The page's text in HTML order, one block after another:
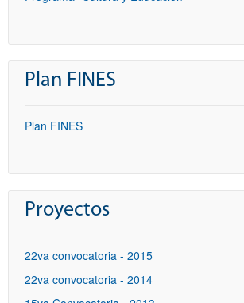
Plan FINES
Plan FINES
Proyectos
22va convocatoria - 2015
22va convocatoria - 2014